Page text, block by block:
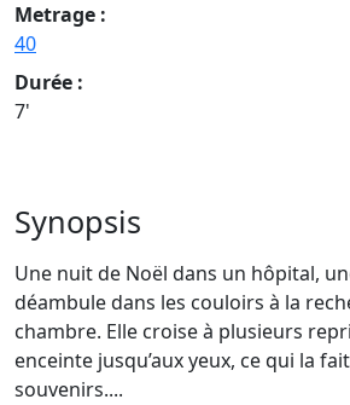
Metrage :
40
Durée :
7'
Synopsis
Une nuit de Noël dans un hôpital,
déambule dans les couloirs à la
chambre. Elle croise à plusieurs
enceinte jusqu’aux yeux, ce qui la
souvenirs....